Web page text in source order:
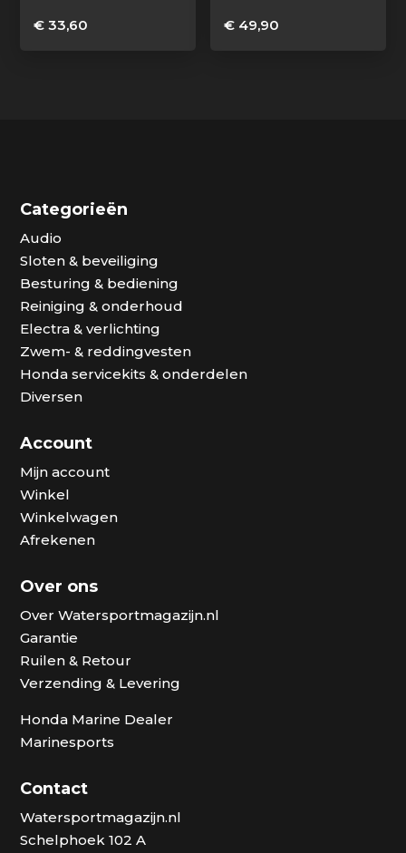
€ 33,60 € 49,90
Categorieën
Audio
Sloten & beveiliging
Besturing & bediening
Reiniging & onderhoud
Electra & verlichting
Zwem- & reddingvesten
Honda servicekits & onderdelen
Diversen
Account
Mijn account
Winkel
Winkelwagen
Afrekenen
Over ons
Over Watersportmagazijn.nl
Garantie
Ruilen & Retour
Verzending & Levering
Honda Marine Dealer
Marinesports
Contact
Watersportmagazijn.nl
Schelphoek 102 A